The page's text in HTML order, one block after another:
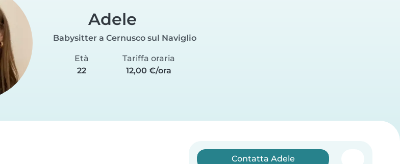
Adele
Babysitter a Cernusco sul Naviglio
Età
22
Tariffa oraria
12,00 €/ora
Contatta Adele